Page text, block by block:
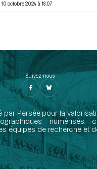
10 octobre 2024 à 18:07
Suivez-nous
par Persée pour la
numérisés
équipes de recherche et